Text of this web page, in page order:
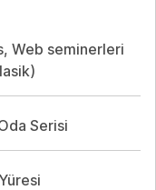
Web seminerleri
Serisi